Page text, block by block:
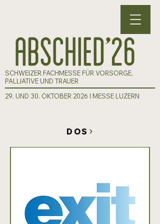
SCHWEIZER FACHMESSE FÜR VORSORGE,
PALLIATIVE UND TRAUER
29. UND 30. OKTOBER 2026 I MESSE LUZERN
DOS